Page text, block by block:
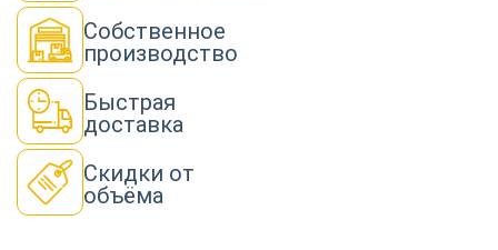
Собственное
производство
Быстрая
доставка
Скидки от
объёма